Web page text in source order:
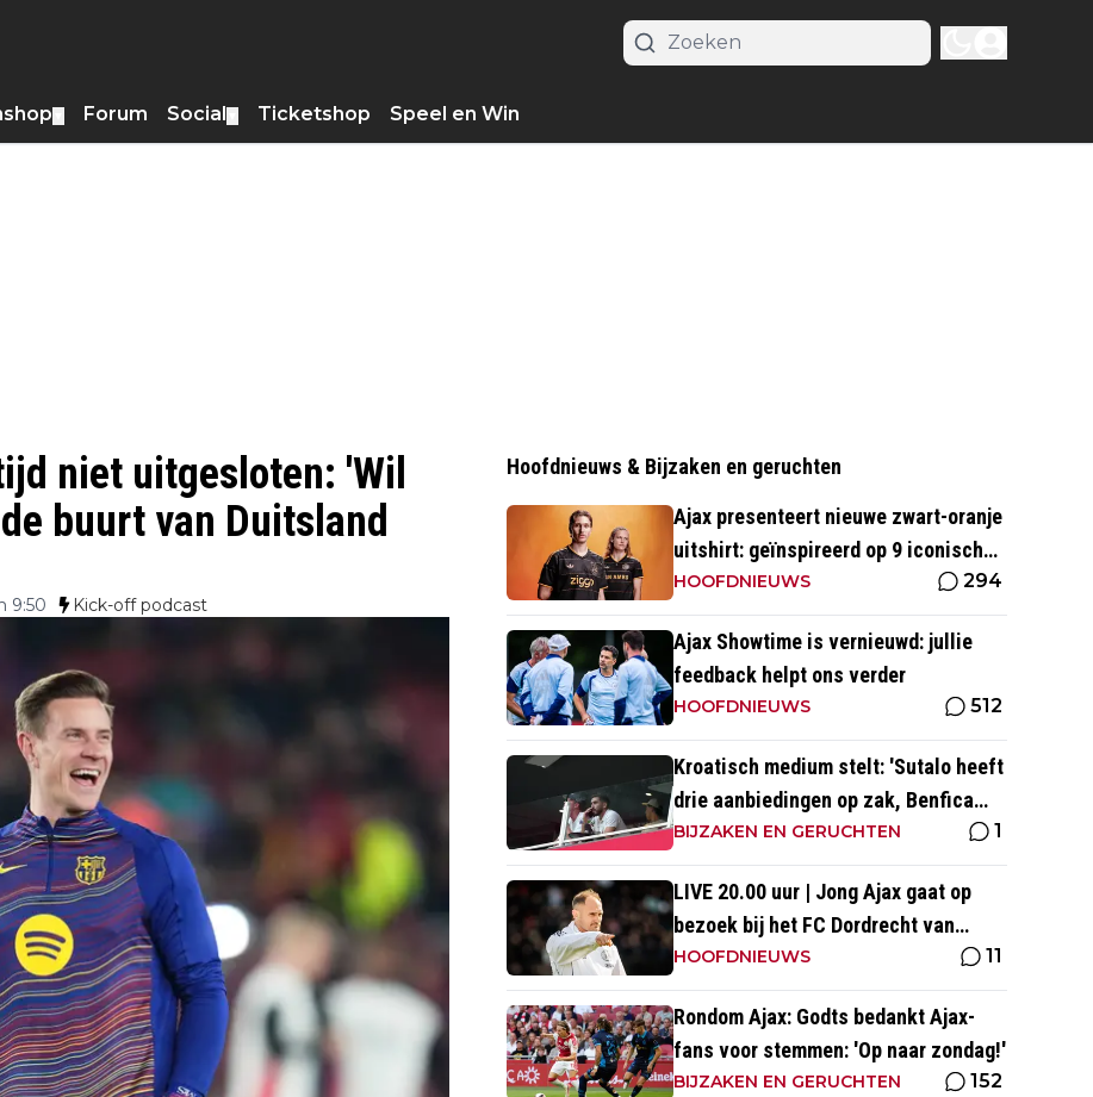
Forum Social Ticketshop Speel en Win
niet uitgesloten: 'Wil
buurt van Duitsland
9:50 Kick-off podcast
Hoofdnieuws & Bijzaken en geruchten
Ajax presenteert nieuwe zwart-oranje
uitshirt: geïnspireerd op 9 iconische
momenten uit clubhistorie
HOOFDNIEUWS 294
Ajax Showtime is vernieuwd: jullie
feedback helpt ons verder
HOOFDNIEUWS 512
Kroatisch medium stelt: 'Sutalo heeft
drie aanbiedingen op zak, Benfica
een van de opties'
BIJZAKEN EN GERUCHTEN 1
LIVE 20.00 uur | Jong Ajax gaat op
bezoek bij het FC Dordrecht van
Nuijten
HOOFDNIEUWS 11
Rondom Ajax: Godts bedankt Ajax-
fans voor stemmen: 'Op naar zondag!'
BIJZAKEN EN GERUCHTEN 152